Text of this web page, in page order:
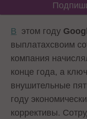
В этом году
выплатахсвоим
компания
конце года, а
внушительные
году
коррективы.